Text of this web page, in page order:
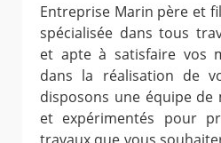
Entreprise Marin père et
spécialisée dans tous
et apte à satisfaire vos
dans la réalisation de
disposons une équipe de
et expérimentés pour